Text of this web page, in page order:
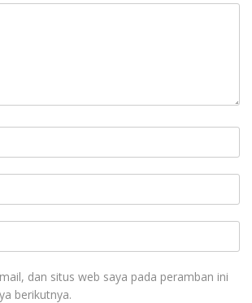
dan situs web saya pada peramban ini
berikutnya.